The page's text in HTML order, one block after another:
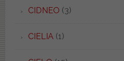
CIDNEO (3)
CIELIA (1)